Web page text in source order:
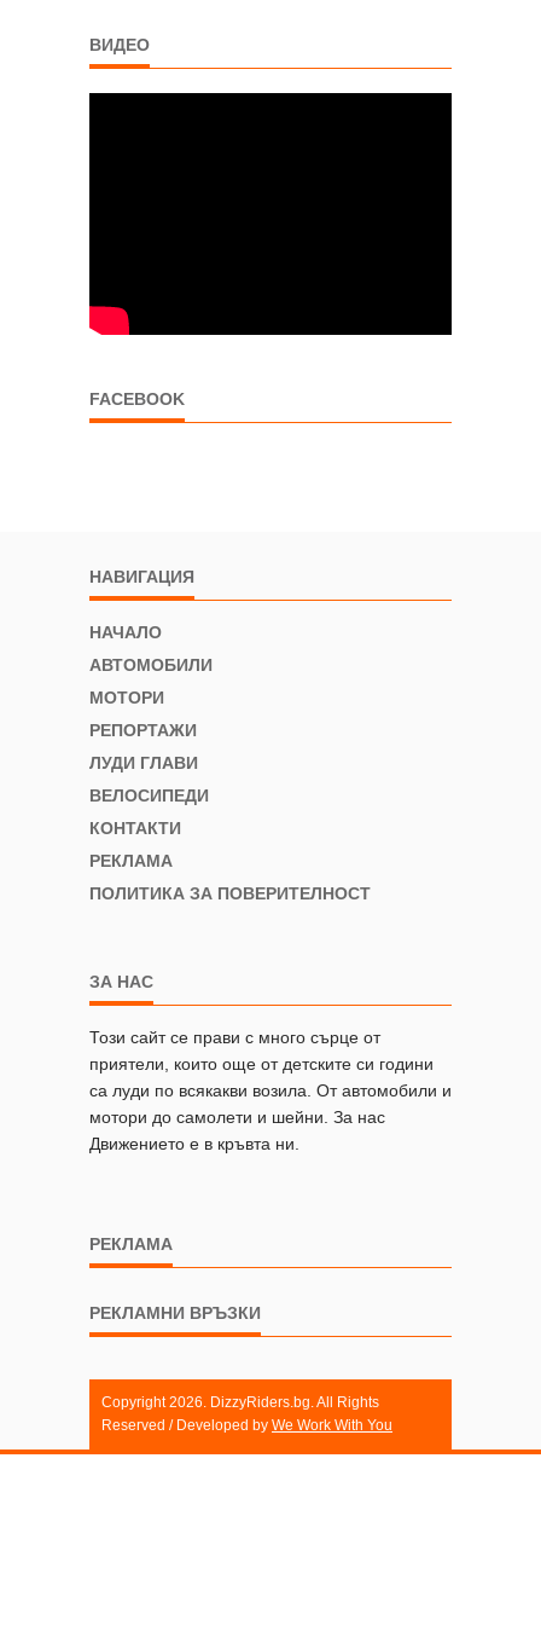
ВИДЕО
FACEBOOK
НАВИГАЦИЯ
НАЧАЛО
АВТОМОБИЛИ
МОТОРИ
РЕПОРТАЖИ
ЛУДИ ГЛАВИ
ВЕЛОСИПЕДИ
КОНТАКТИ
РЕКЛАМА
ПОЛИТИКА ЗА ПОВЕРИТЕЛНОСТ
ЗА НАС
Този сайт се прави с много сърце от
приятели, които още от детските си години
са луди по всякакви возила. От автомобили и
мотори до самолети и шейни. За нас
Движението е в кръвта ни.
РЕКЛАМА
РЕКЛАМНИ ВРЪЗКИ
Copyright 2026. DizzyRiders.bg. All Rights
Reserved / Developed by We Work With You